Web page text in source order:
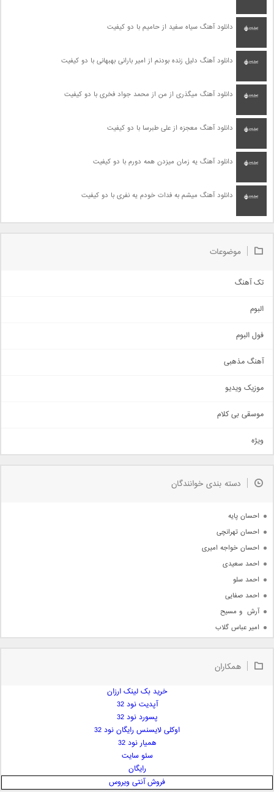
دانلود آهنگ سیاه سفید از حامیم با دو کیفیت
دانلود آهنگ دلیل زنده بودنم از امیر بارانی بهبهانی با دو کیفیت
دانلود آهنگ میگذری از من از محمد جواد فخری با دو کیفیت
دانلود آهنگ معجزه از علی طبرسا با دو کیفیت
دانلود آهنگ یه زمان میزدن همه دورم با دو کیفیت
دانلود آهنگ میشم به فدات خودم یه نفری با دو کیفیت
موضوعات
تک آهنگ
اجتماعی
حماسی
سنتی
اهنگ بندرعباسی
دمو
مذهبی
جدیدترین ها
البوم
فول البوم
آهنگ مذهبی
موزیک ویدیو
موسقی بی کلام
ویژه
دسته بندی خوانندگان
احسان پایه
احسان تهرانچی
احسان خواجه امیری
احمد سعیدی
احمد سلو
احمد صفایی
آرش  و مسیح
امیر عباس گلاب
امیر علی
ایمان غلامی
همکاران
خرید بک لینک ارزان
آپدیت نود 32
پسورد نود 32
اوکلی لایسنس رایگان نود 32
همیار نود 32
سئو سایت
رایگان
فروش آنتی ویروس